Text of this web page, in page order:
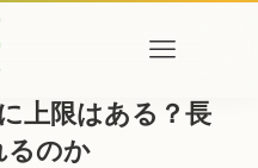
上限はある？長
るのか